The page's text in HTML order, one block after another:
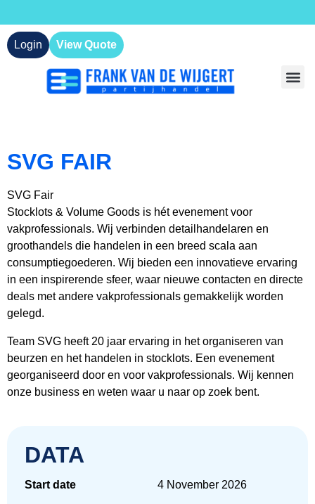
Login View Quote
SVG FAIR
SVG Fair
Stocklots & Volume Goods is hét evenement voor
vakprofessionals. Wij verbinden detailhandelaren en
groothandels die handelen in een breed scala aan
consumptiegoederen. Wij bieden een innovatieve ervaring
in een inspirerende sfeer, waar nieuwe contacten en directe
deals met andere vakprofessionals gemakkelijk worden
gelegd.
Team SVG heeft 20 jaar ervaring in het organiseren van
beurzen en het handelen in stocklots. Een evenement
georganiseerd door en voor vakprofessionals. Wij kennen
onze business en weten waar u naar op zoek bent.
DATA
Start date 4 November 2026